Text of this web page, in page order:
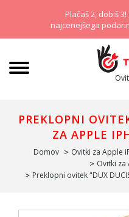
Plačaš 2, dobiš
najcenejšega
PREKLOPNI
ZA APPLE
Domov Ovitki za Apple
Ovitki
Preklopni ovitek "DUX